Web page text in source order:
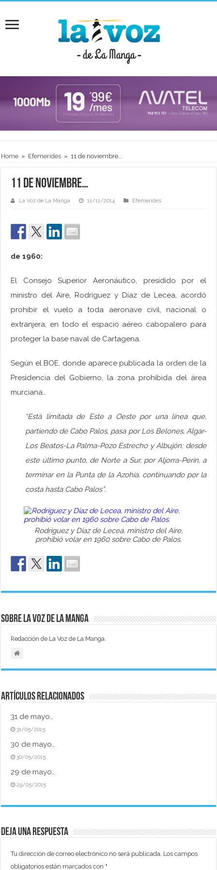
Home » Efemerides » 11 de noviembre…
11 de noviembre…
La Voz de La Manga 11/11/2014 Efemerides
de 1960:
El Consejo Superior Aeronáutico, presidido por el
ministro del Aire, Rodríguez y Díaz de Lecea, acordó
prohibir el vuelo a toda aeronave civil, nacional o
extranjera, en todo el espacio aéreo cabopalero para
proteger la base naval de Cartagena.
Según el BOE, donde aparece publicada la orden de la
Presidencia del Gobierno, la zona prohibida del área
murciana…
“Está limitada de Este a Oeste por una línea que,
partiendo de Cabo Palos, pasa por Los Belones, Algar-
Los Beatos-La Palma-Pozo Estrecho y Albujón; desde
este último punto, de Norte a Sur, por Aljorra-Perín, a
terminar en la Punta de la Azohía, continuando por la
costa hasta Cabo Palos”.
Rodríguez y Díaz de Lecea, ministro del Aire,
prohibió volar en 1960 sobre Cabo de Palos.
Sobre La Voz de La Manga
Redacción de La Voz de La Manga.
Artículos relacionados
31 de mayo…
31/05/2015
30 de mayo…
30/05/2015
29 de mayo…
29/05/2015
Deja una respuesta
Tu dirección de correo electrónico no será publicada. Los campos
obligatorios están marcados con *